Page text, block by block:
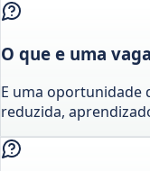
O que e uma
E uma oportunidade
reduzida,